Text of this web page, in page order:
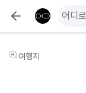
여행지